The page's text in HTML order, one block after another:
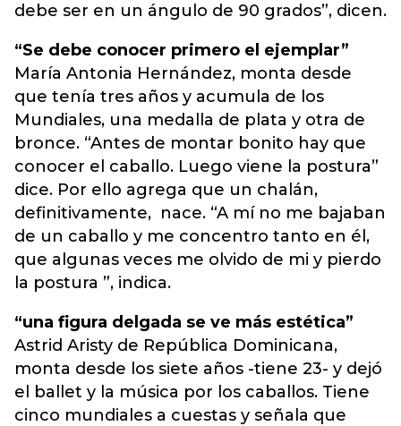
debe ser en un ángulo de 90 grados”, dicen.
“Se debe conocer primero el ejemplar”
María Antonia Hernández, monta desde
que tenía tres años y acumula de los
Mundiales, una medalla de plata y otra de
bronce. “Antes de montar bonito hay que
conocer el caballo. Luego viene la postura”
dice. Por ello agrega que un chalán,
definitivamente, nace. “A mí no me bajaban
de un caballo y me concentro tanto en él,
que algunas veces me olvido de mi y pierdo
la postura ”, indica.
“una figura delgada se ve más estética”
Astrid Aristy de República Dominicana,
monta desde los siete años -tiene 23- y dejó
el ballet y la música por los caballos. Tiene
cinco mundiales a cuestas y señala que